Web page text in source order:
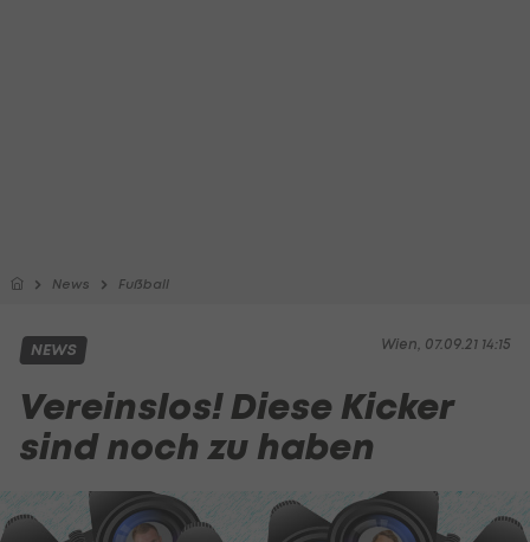
News Fußball
Wien, 07.09.21 14:15
NEWS
Vereinslos! Diese Kicker
sind noch zu haben